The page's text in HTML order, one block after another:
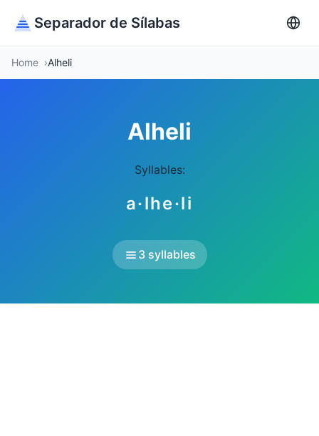
Separador de Sílabas
Home Alheli
Alheli
Syllables:
a·lhe·li
3 syllables